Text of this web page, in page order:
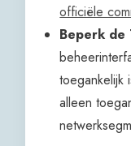
officiële
Beperk de
toegankelijk
alleen